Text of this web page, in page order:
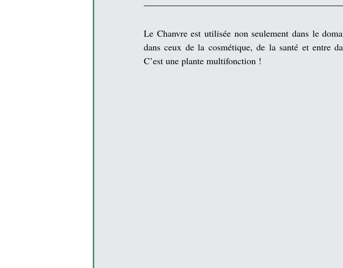
Le Chanvre est utilisée non seulement dans le
dans ceux de la cosmétique, de la santé et entre
C’est une plante multifonction !